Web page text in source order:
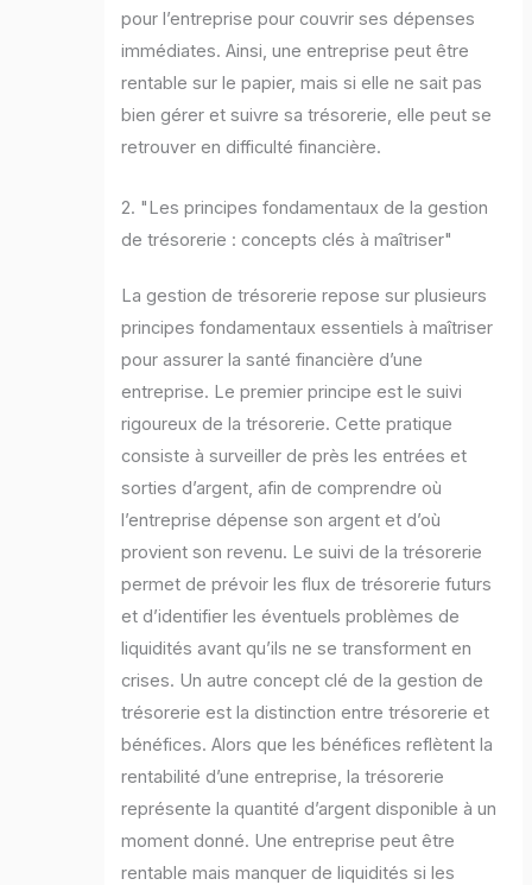
pour l’entreprise pour couvrir ses dépenses
immédiates. Ainsi, une entreprise peut être
rentable sur le papier, mais si elle ne sait pas
bien gérer et suivre sa trésorerie, elle peut se
retrouver en difficulté financière.
2. "Les principes fondamentaux de la gestion
de trésorerie : concepts clés à maîtriser"
La gestion de trésorerie repose sur plusieurs
principes fondamentaux essentiels à maîtriser
pour assurer la santé financière d’une
entreprise. Le premier principe est le suivi
rigoureux de la trésorerie. Cette pratique
consiste à surveiller de près les entrées et
sorties d’argent, afin de comprendre où
l’entreprise dépense son argent et d’où
provient son revenu. Le suivi de la trésorerie
permet de prévoir les flux de trésorerie futurs
et d’identifier les éventuels problèmes de
liquidités avant qu’ils ne se transforment en
crises. Un autre concept clé de la gestion de
trésorerie est la distinction entre trésorerie et
bénéfices. Alors que les bénéfices reflètent la
rentabilité d’une entreprise, la trésorerie
représente la quantité d’argent disponible à un
moment donné. Une entreprise peut être
rentable mais manquer de liquidités si les